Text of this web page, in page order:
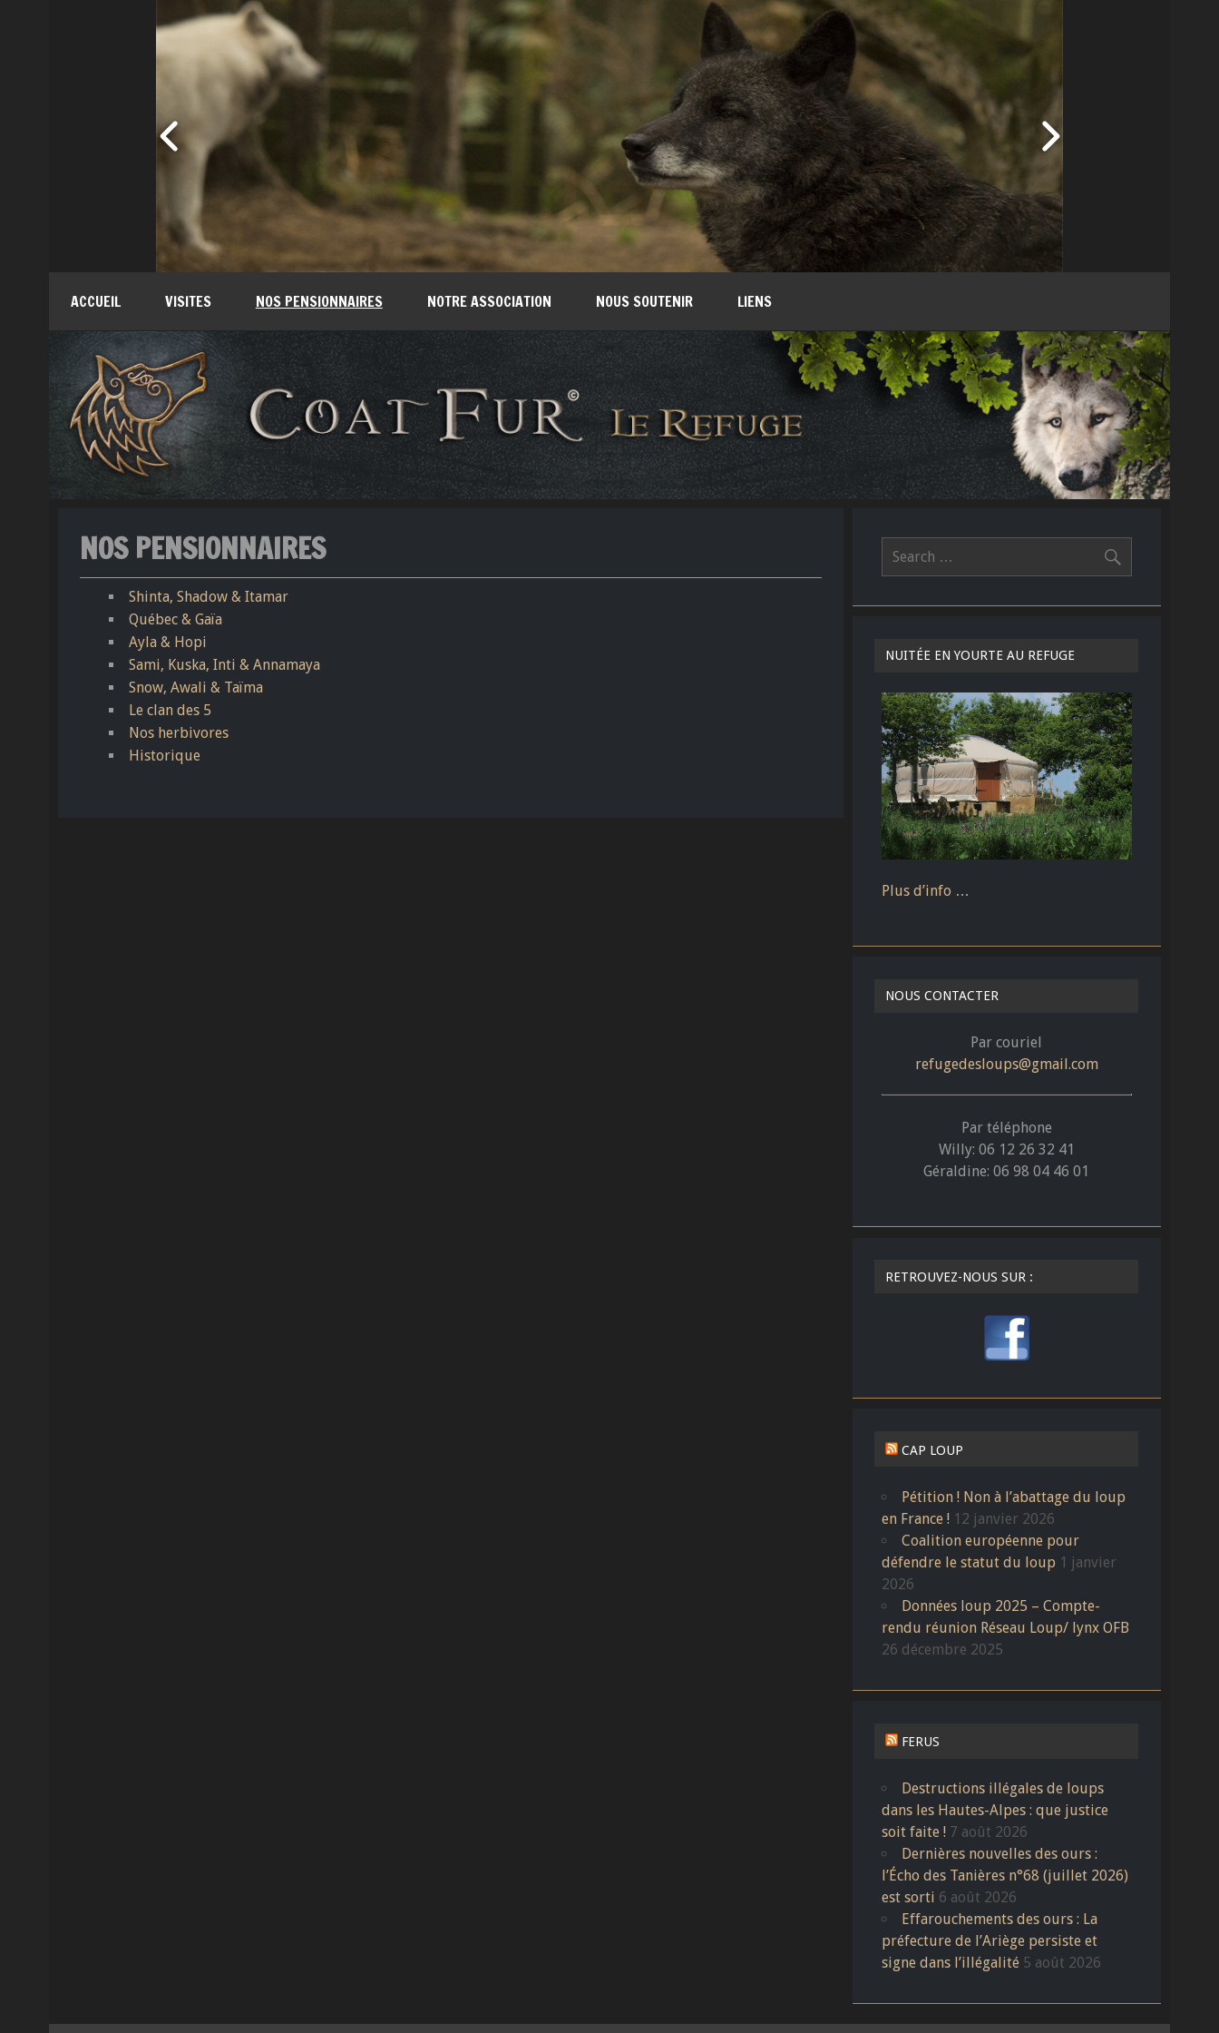
ACCUEIL VISITES NOS PENSIONNAIRES NOTRE ASSOCIATION NOUS SOUTENIR LIENS
NOS PENSIONNAIRES
Shinta, Shadow & Itamar
Québec & Gaïa
Ayla & Hopi
Sami, Kuska, Inti & Annamaya
Snow, Awali & Taïma
Le clan des 5
Nos herbivores
Historique
NUITÉE EN YOURTE AU REFUGE
Plus d’info …
NOUS CONTACTER
Par couriel
refugedesloups@gmail.com
Par téléphone
Willy: 06 12 26 32 41
Géraldine: 06 98 04 46 01
RETROUVEZ-NOUS SUR :
CAP LOUP
Pétition ! Non à l’abattage du loup
en France ! 12 janvier 2026
Coalition européenne pour
défendre le statut du loup 1 janvier
2026
Données loup 2025 – Compte-
rendu réunion Réseau Loup/ lynx OFB
26 décembre 2025
FERUS
Destructions illégales de loups
dans les Hautes-Alpes : que justice
soit faite ! 7 août 2026
Dernières nouvelles des ours :
l’Écho des Tanières n°68 (juillet 2026)
est sorti 6 août 2026
Effarouchements des ours : La
préfecture de l’Ariège persiste et
signe dans l’illégalité 5 août 2026